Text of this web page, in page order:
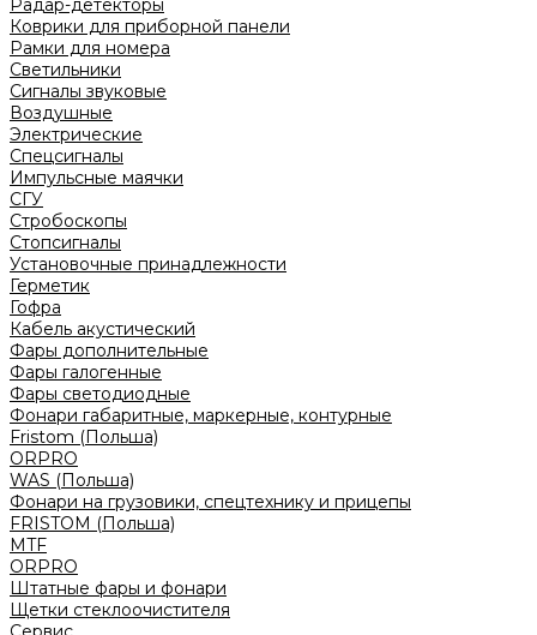
Радар-детекторы
Коврики для приборной панели
Рамки для номера
Светильники
Сигналы звуковые
Воздушные
Электрические
Спецсигналы
Импульсные маячки
СГУ
Стробоскопы
Стопсигналы
Установочные принадлежности
Герметик
Гофра
Кабель акустический
Фары дополнительные
Фары галогенные
Фары светодиодные
Фонари габаритные, маркерные, контурные
Fristom (Польша)
ORPRO
WAS (Польша)
Фонари на грузовики, спецтехнику и прицепы
FRISTOM (Польша)
MTF
ORPRO
Штатные фары и фонари
Щетки стеклоочистителя